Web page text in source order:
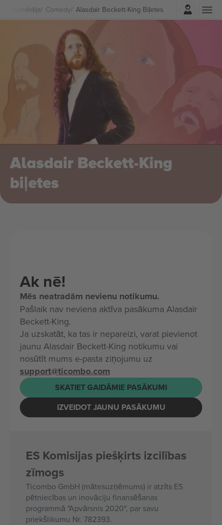
Komēdija Comedy Alasdair Beckett-King Biļetes
Pierakstīties
Alasdair Beckett-King
biļetes
Ak nē!
Mēs neatradām nevienu notikumu.
Pašlaik nav neviena aktīva pasākuma Alasdair
Beckett-King.
Ja uzskatāt, ka tas ir nepareizi, varat pievienot
jaunu Alasdair Beckett-King notikumu vai
nosūtīt mums e-pasta ziņojumu uz
support@ticombo.com
SKATIET GAIDĀMIE PASĀKUMI
IZVEIDOT JAUNU PASĀKUMU
ES Komisijas piešķirts izcilības
zīmogs
Ticombo GmbH (mātesuzņēmums) ir atzīts ES
pētniecības un inovāciju finansēšanas
programmā "Apvārsnis 2020", par savu
priekšlikumu Nr. 782393.